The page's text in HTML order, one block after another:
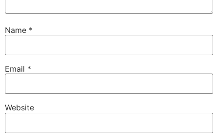
Name *
Email *
Website